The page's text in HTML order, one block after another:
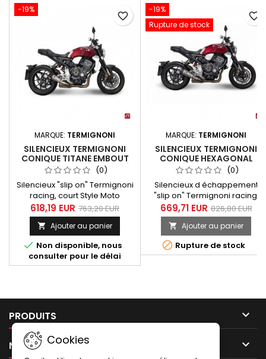
-19%
MARQUE: TERMIGNONI
SILENCIEUX TERMIGNONI
CONIQUE TITANE EMBOUT
ALUMINIUM CNC ANODISÉ
POUR HONDA CB 1000 R
2018-2019
(0)
Silencieux "slip on" Termignoni
racing, court Style Moto
GP, conique finition titane avec
embout aluminium CNC
anodisé adatable au
collecteur d'origine
pour Honda CB 1000 R 2018
et 2019. Silencieux équipé d'un
618,19 EUR 763,20 EUR
 Ajouter au panier
 Non disponible, nous
consulter pour le délai
favorite_border
-19%
Rupture de stock
MARQUE: TERMIGNONI
SILENCIEUX TERMIGNONI
CONIQUE HEXAGONAL
TITANE CARBONE POUR
HONDA CB 1000 R 2018-2019
(0)
Silencieux d échappement
"slip on" Termignoni racing,
court Style Moto GP, adaptable
au collecteur d'origine finition
titane - carbone pour Honda
CB 1000 R 2018 et 2019.
Silencieux équipé d'un
669,71 EUR 826,80 EUR
 Ajouter au panier
 Rupture de stock
favorite_border
PRODUITS 
NOTRE SOCIÉTÉ 
Cookies